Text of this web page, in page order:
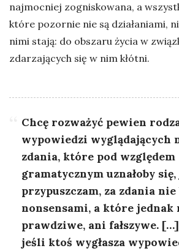
najmocniej zogniskowana, a
które pozornie nie są działaniami,
nimi stają: do obszaru życia w
zdarzających się w nim kłótni.
Chcę rozważyć pewien
wypowiedzi wyglądających
zdania, które pod względem
gramatycznym uznałoby
przypuszczam, za zdania nie
nonsensami, a które jednak
prawdziwe, ani fałszywe.
jeśli ktoś wygłasza